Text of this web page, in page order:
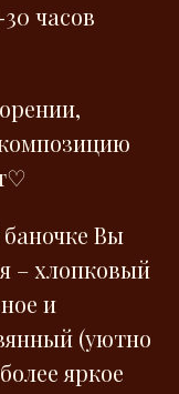
часов
баночке Вы
– хлопковый
и
(уютно
яркое